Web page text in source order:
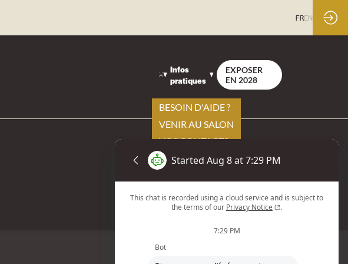
FREN
Infos
pratiques
BESOIN D'AIDE ?
VENIR AU SALON
VOS CONTACTS
EXPOSER
EN 2028